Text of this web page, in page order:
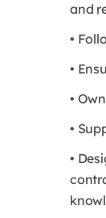
and
•
•
•
•
•